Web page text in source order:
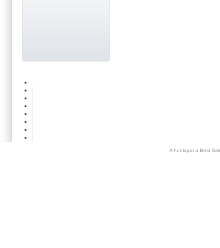
A honlapot a Best